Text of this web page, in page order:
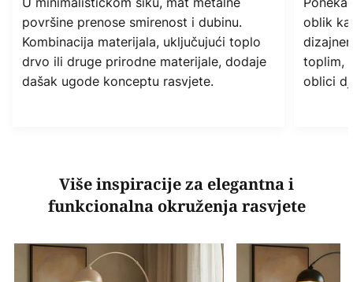
površine prenose smirenost i dubinu.
Kombinacija materijala, uključujući toplo
drvo ili druge prirodne materijale, dodaje
dašak ugode konceptu rasvjete.
oblik
toplim,
oblici
Više inspiracije za elegantna i
funkcionalna okruženja rasvjete